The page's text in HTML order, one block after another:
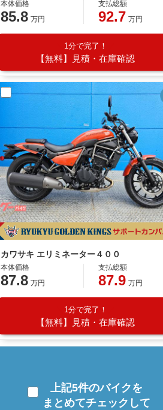
本体価格
85.8 万円
支払総額
92.7 万円
1分で完了！
【無料】見積・在庫確認
カワサキ エリミネーター４００
本体価格
87.8 万円
支払総額
87.9 万円
1分で完了！
【無料】見積・在庫確認
上記5件のバイクを
まとめてチェックして